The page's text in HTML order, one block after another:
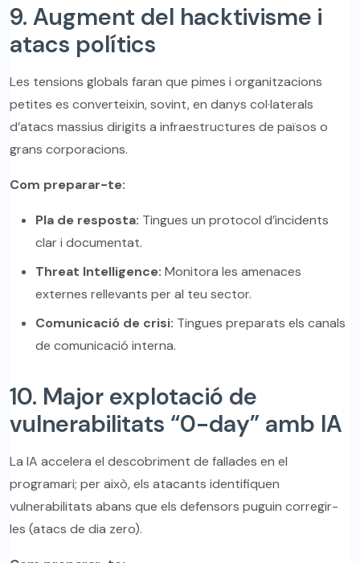
9. Augment del hacktivisme i
atacs polítics
Les tensions globals faran que pimes i organitzacions
petites es converteixin, sovint, en danys col·laterals
d’atacs massius dirigits a infraestructures de països o
grans corporacions.
Com preparar-te:
Pla de resposta: Tingues un protocol d’incidents
clar i documentat.
Threat Intelligence: Monitora les amenaces
externes rellevants per al teu sector.
Comunicació de crisi: Tingues preparats els canals
de comunicació interna.
10. Major explotació de
vulnerabilitats “0-day” amb IA
La IA accelera el descobriment de fallades en el
programari; per això, els atacants identifiquen
vulnerabilitats abans que els defensors puguin corregir-
les (atacs de dia zero).